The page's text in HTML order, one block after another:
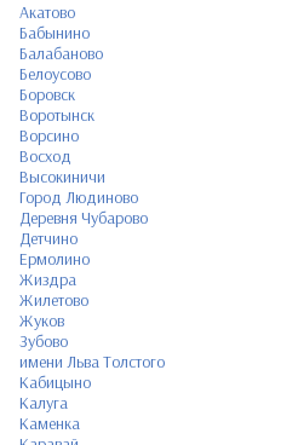
Акатово
Бабынино
Балабаново
Белоусово
Боровск
Воротынск
Ворсино
Восход
Высокиничи
Город Людиново
Деревня Чубарово
Детчино
Ермолино
Жиздра
Жилетово
Жуков
Зубово
имени Льва Толстого
Кабицыно
Калуга
Каменка